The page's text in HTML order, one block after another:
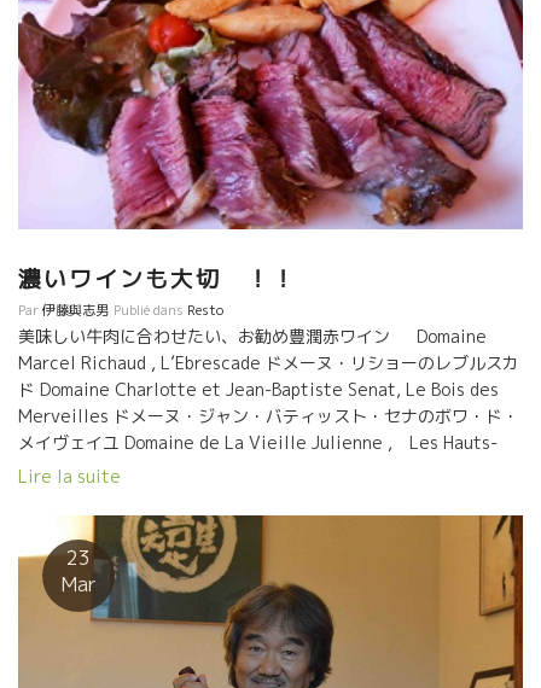
濃いワインも大切 ！！
Par伊藤與志男 Publié dans Resto
美味しい牛肉に合わせたい、お勧め豊潤赤ワイン Domaine
Marcel Richaud , L’Ebrescade ドメーヌ・リショーのレブルスカ
ド Domaine Charlotte et Jean-Baptiste Senat, Le Bois des
Merveilles ドメーヌ・ジャン・バティッスト・セナのボワ・ド・
メイヴェイユ Domaine de La Vieille Julienne , Les Hauts-
Lieux ドメーヌ・ド・ラ・ヴィエイユ・ジュリアンヌ のレ・オ
ル・ブー・ド・モンドのラ・ルス La Ferme Saint-Martin , Les
Terres Jaunes ドメーヌ・ド・ラ・フェルム・サン・マルタンの
レ・テール・ジョンヌ Vignobles Elian Da Ros , Clos Baquey ヴ
ィニョーブル・エリアン・ダ・ロスのクロ・バケ
Lire la suite
23
Mar